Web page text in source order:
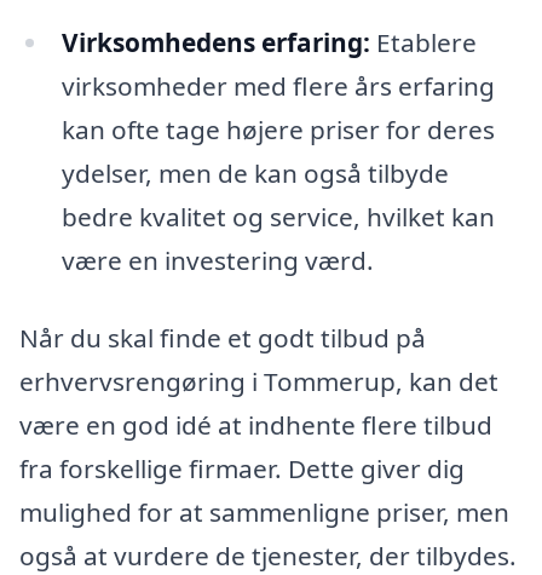
Virksomhedens erfaring: Etablere
virksomheder med flere års erfaring
kan ofte tage højere priser for deres
ydelser, men de kan også tilbyde
bedre kvalitet og service, hvilket kan
være en investering værd.
Når du skal finde et godt tilbud på
erhvervsrengøring i Tommerup, kan det
være en god idé at indhente flere tilbud
fra forskellige firmaer. Dette giver dig
mulighed for at sammenligne priser, men
også at vurdere de tjenester, der tilbydes.